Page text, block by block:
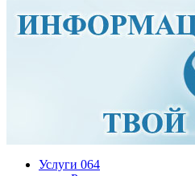
Услуги 064